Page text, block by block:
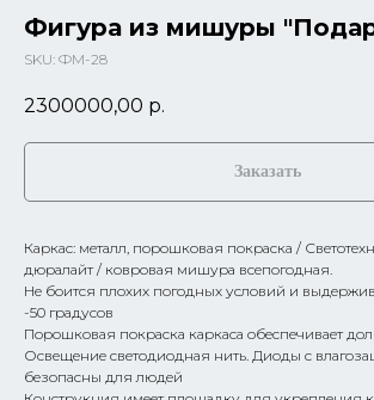
Фигура из мишуры
SKU: ФМ-28
2300000,00 р.
Заказать
Каркас: металл, порошковая покраска /
дюралайт / ковровая мишура всепогодная.
Не боится плохих погодных условий и
-50 градусов
Порошковая покраска каркаса обеспечивает
Освещение светодиодная нить. Диоды с
безопасны для людей